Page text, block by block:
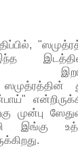
முன்பு
இங்கு